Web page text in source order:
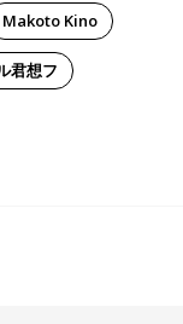
Makoto Kino
君想フ